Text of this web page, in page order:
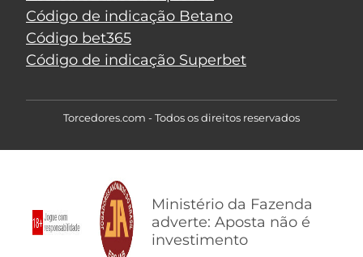
Código de indicação Betano
Código bet365
Código de indicação Superbet
Torcedores.com - Todos os direitos reservados
Ministério da Fazenda
adverte: Aposta não é
investimento